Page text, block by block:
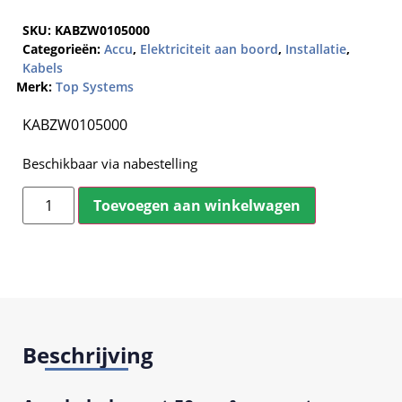
SKU: KABZW0105000
Categorieën: Accu, Elektriciteit aan boord, Installatie,
Kabels
Merk: Top Systems
KABZW0105000
Beschikbaar via nabestelling
Toevoegen aan winkelwagen
Beschrijving